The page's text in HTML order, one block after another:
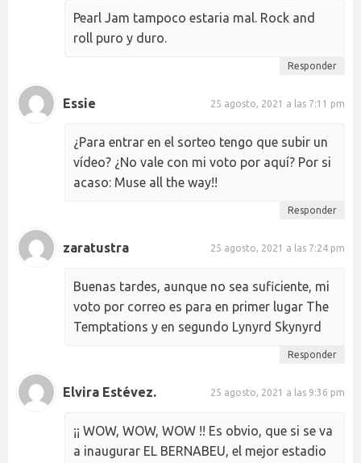
Pearl Jam tampoco estaria mal. Rock and
roll puro y duro.
Responder
Essie 25 agosto, 2021 a las 7:11 pm
¿Para entrar en el sorteo tengo que subir un
vídeo? ¿No vale con mi voto por aquí? Por si
acaso: Muse all the way!!
Responder
zaratustra 25 agosto, 2021 a las 7:24 pm
Buenas tardes, aunque no sea suficiente, mi
voto por correo es para en primer lugar The
Temptations y en segundo Lynyrd Skynyrd
Responder
Elvira Estévez. 25 agosto, 2021 a las 9:36 pm
¡¡ WOW, WOW, WOW !! Es obvio, que si se va
a inaugurar EL BERNABEU, el mejor estadio